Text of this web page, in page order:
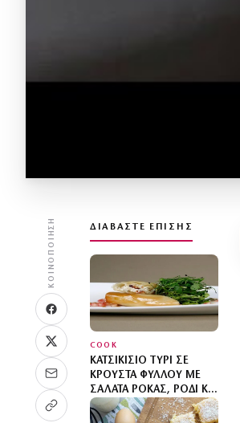
ΚΟΙΝΟΠΟΊΗΣΗ ΔΙΑΒΆΣΤΕ ΕΠΊΣΗΣ
COOK
ΚΑΤΣΙΚΊΣΙΟ ΤΥΡΊ ΣΕ
ΚΡΟΎΣΤΑ ΦΎΛΛΟΥ ΜΕ
ΣΑΛΆΤΑ ΡΌΚΑΣ, ΡΌΔΙ ΚΑΙ
ΚΟΥΚΟΥΝΆΡΙΑ